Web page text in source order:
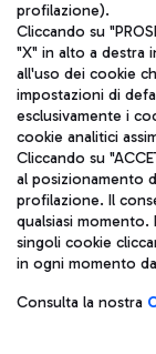
Aeroporti di Roma
coordinamento di
Codice fiscale e
IVA 06572251004
Capitale sociale
Sede legale: Via
telefono +39 06
Privacy policy
profilazione).
Cliccando su
"X" in alto a destra
all'uso dei cookie
impostazioni di
esclusivamente i
cookie analitici
Cliccando su
al posizionamento
profilazione. Il
qualsiasi
singoli cookie
in ogni momento
Consulta la nostra